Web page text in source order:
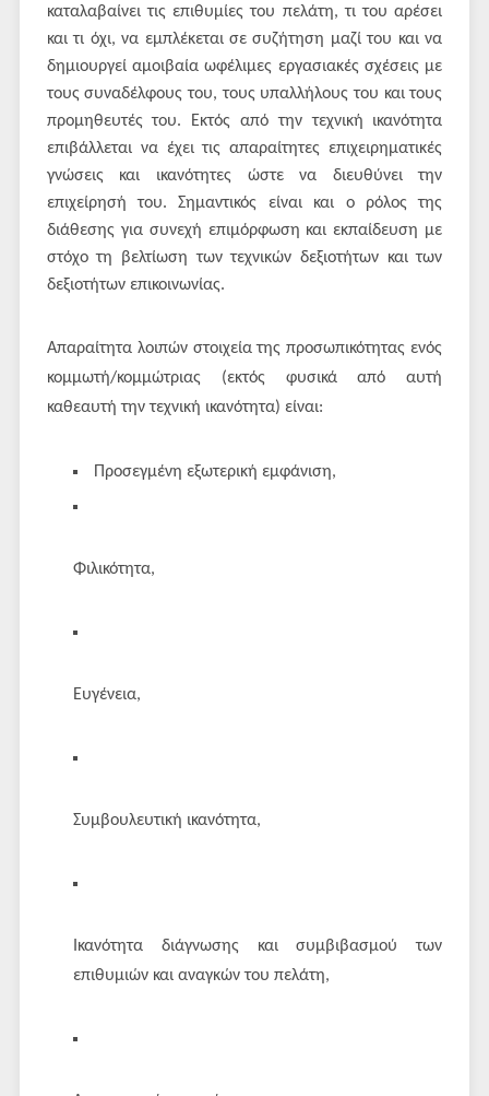
καταλαβαίνει τις επιθυμίες του πελάτη, τι του αρέσει
και τι όχι, να εμπλέκεται σε συζήτηση μαζί του και να
δημιουργεί αμοιβαία ωφέλιμες εργασιακές σχέσεις με
τους συναδέλφους του, τους υπαλλήλους του και τους
προμηθευτές του. Εκτός από την τεχνική ικανότητα
επιβάλλεται να έχει τις απαραίτητες επιχειρηματικές
γνώσεις και ικανότητες ώστε να διευθύνει την
επιχείρησή του. Σημαντικός είναι και ο ρόλος της
διάθεσης για συνεχή επιμόρφωση και εκπαίδευση με
στόχο τη βελτίωση των τεχνικών δεξιοτήτων και των
δεξιοτήτων επικοινωνίας.
Απαραίτητα λοιπών στοιχεία της προσωπικότητας ενός
κομμωτή/κομμώτριας (εκτός φυσικά από αυτή
καθεαυτή την τεχνική ικανότητα) είναι:
Προσεγμένη εξωτερική εμφάνιση,
Φιλικότητα,
Ευγένεια,
Συμβουλευτική ικανότητα,
Ικανότητα διάγνωσης και συμβιβασμού των
επιθυμιών και αναγκών του πελάτη,